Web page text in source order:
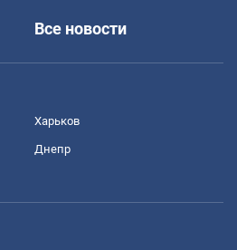
Все новости
Харьков
Днепр